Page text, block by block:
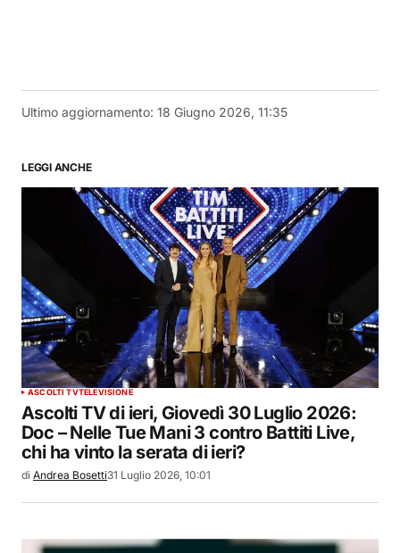
Ultimo aggiornamento: 18 Giugno 2026, 11:35
LEGGI ANCHE
ASCOLTI TVTELEVISIONE
Ascolti TV di ieri, Giovedì 30 Luglio 2026:
Doc – Nelle Tue Mani 3 contro Battiti Live,
chi ha vinto la serata di ieri?
di Andrea Bosetti31 Luglio 2026, 10:01